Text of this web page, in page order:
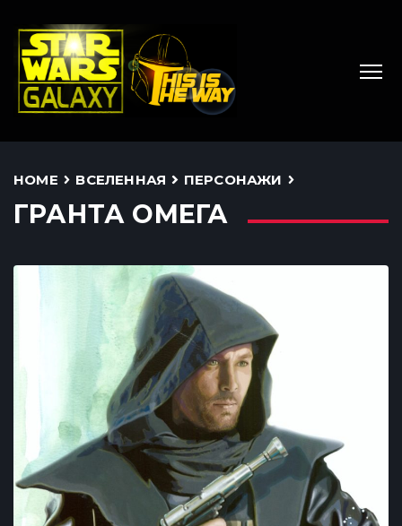
HOME ВСЕЛЕННАЯ ПЕРСОНАЖИ
ГРАНТА ОМЕГА